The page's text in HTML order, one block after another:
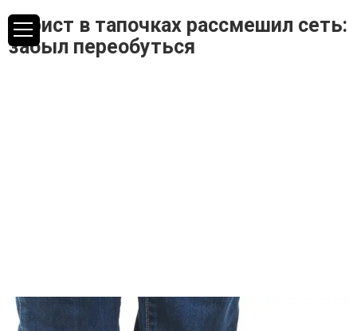
Турист в тапочках рассмешил сеть:
забыл переобуться